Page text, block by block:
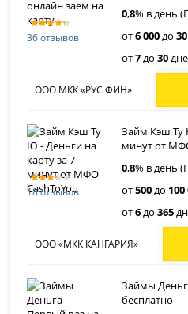
36 отзывов
0,8% в день
от6 000до
от7до30
ООО МКК «РУС ФИН»
18 отзывов
Займ Кэш Ту
минут от
0,8% в день
от500до 100
от6до365
ООО «МКК КАНГАРИЯ»
Займы
бесплатно